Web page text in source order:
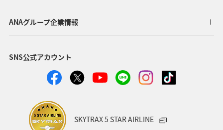
ハノイ スウェーデン クアラルンプール
ホーチミン
自然・植物 趣味 オセアニア
クリスマス
ANAグループ企業情報
SNS公式アカウント
SKYTRAX 5 STAR AIRLINE